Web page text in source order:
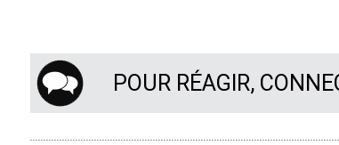
POUR RÉAGIR,